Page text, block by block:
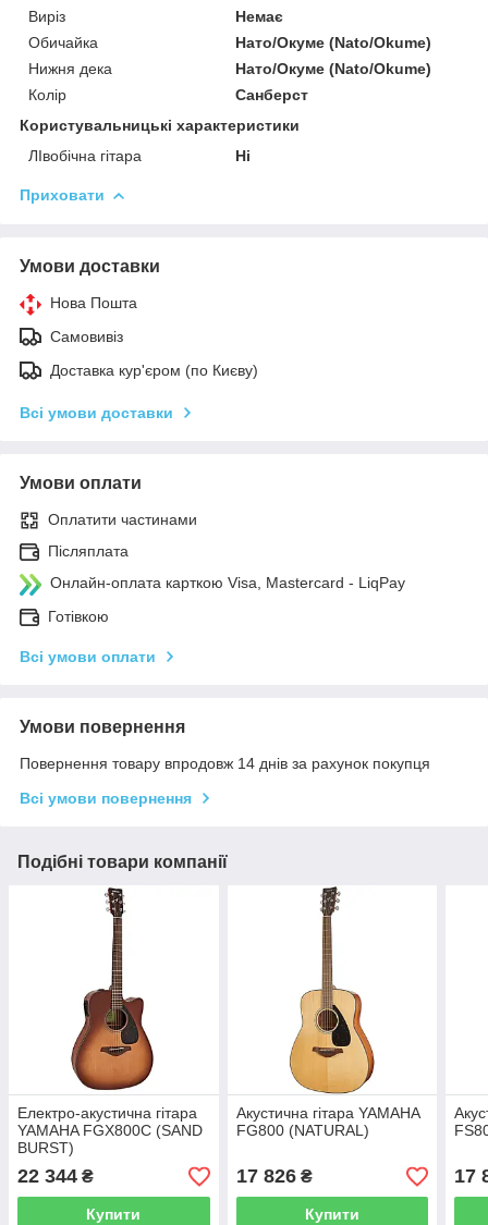
Виріз
Немає
Обичайка
Нато/Окуме (Nato/Okume)
Нижня дека
Нато/Окуме (Nato/Okume)
Колір
Санберст
Користувальницькі характеристики
ЛІвобічна гітара
Ні
Приховати
Умови доставки
Нова Пошта
Самовивіз
Доставка кур'єром (по Києву)
Всі умови доставки
Умови оплати
Оплатити частинами
Післяплата
Онлайн-оплата карткою Visa, Mastercard - LiqPay
Готівкою
Всі умови оплати
Умови повернення
Повернення товару впродовж 14 днів за рахунок покупця
Всі умови повернення
Подібні товари компанії
Електро-акустична гітара
YAMAHA FGX800C (SAND
BURST)
22 344 ₴
Купити
Акустична гітара YAMAHA
FG800 (NATURAL)
17 826₴
Купити
17